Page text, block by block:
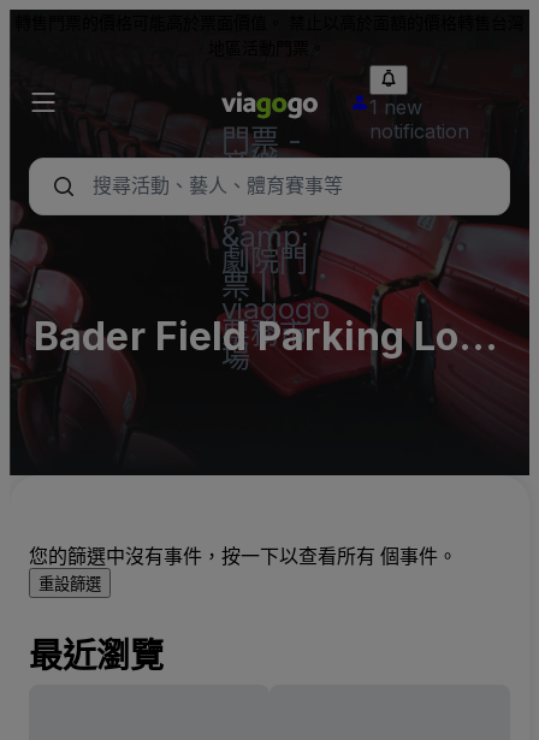
門票 -
音樂
會、體
育
&amp;
劇院門
票 |
viagogo
票務市
場
1 new
notification
Bader Field Parking Lots
(InActive)
您的篩選中沒有事件，按一下以查看所有 個事件。
重設篩選
最近瀏覽